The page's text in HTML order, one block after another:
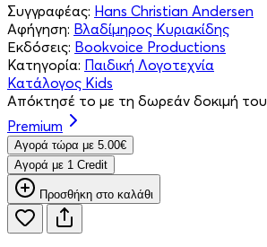
Συγγραφέας: Hans Christian Andersen
Αφήγηση: Βλαδίμηρος Κυριακίδης
Εκδόσεις: Bookvoice Productions
Κατηγορία: Παιδική Λογοτεχνία
Κατάλογος Kids
Απόκτησέ το με τη δωρεάν δοκιμή του
Premium
Aγορά τώρα με 5.00€
Aγορά με 1 Credit
Προσθήκη στο καλάθι